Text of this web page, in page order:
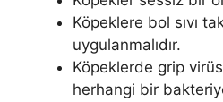
Köpeklere bol sıvı
uygulanmalıdır.
Köpeklerde grip
herhangi bir